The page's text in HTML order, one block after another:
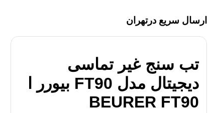
ارسال سریع درتهران
تب سنج غیر تماسی
دیجیتال مدل FT90 بیورر ا
BEURER FT90